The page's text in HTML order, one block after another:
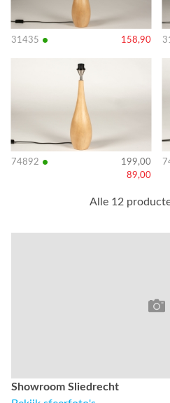
31435 • 158,90
74892 •
199,00
89,00
Alle 12
Showroom Sliedrecht